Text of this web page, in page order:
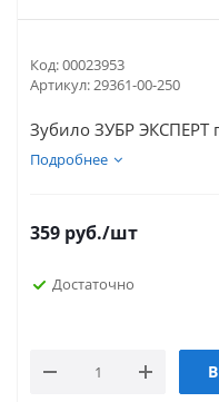
Код:00023953
Артикул:29361-00-250
Зубило ЗУБР ЭКСПЕРТ
Подробнее
359 руб./шт
Достаточно